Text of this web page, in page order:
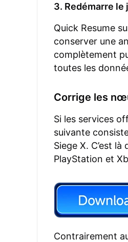
3. Redémarre le
Quick Resume
conserver une
complètement
toutes les
Corrige les
Si les services
suivante
Siege X. C’est
PlayStation et
Contrairement